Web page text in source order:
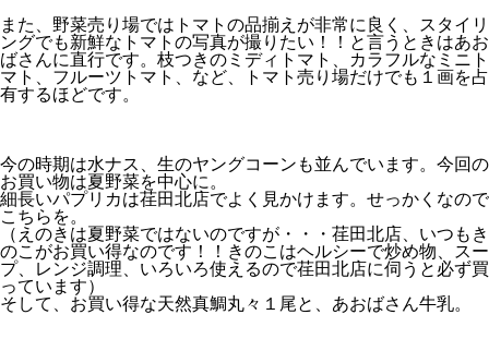
また、野菜売り場ではトマトの品揃えが非常に良く、スタイリ
ングでも新鮮なトマトの写真が撮りたい！！と言うときはあお
ばさんに直行です。枝つきのミディトマト、カラフルなミニト
マト、フルーツトマト、など、トマト売り場だけでも１画を占
有するほどです。
今の時期は水ナス、生のヤングコーンも並んでいます。今回の
お買い物は夏野菜を中心に。
細長いパプリカは荏田北店でよく見かけます。せっかくなので
こちらを。
（えのきは夏野菜ではないのですが・・・荏田北店、いつもき
のこがお買い得なのです！！きのこはヘルシーで炒め物、スー
プ、レンジ調理、いろいろ使えるので荏田北店に伺うと必ず買
っています）
そして、お買い得な天然真鯛丸々１尾と、あおばさん牛乳。